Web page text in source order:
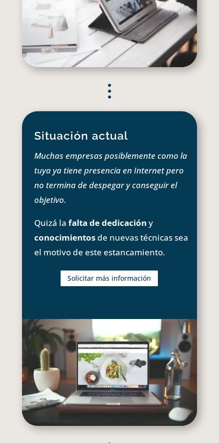
Situación actual
Muchas empresas posiblemente como la
tuya ya tiene presencia en Internet pero
no termina de despegar y conseguir el
objetivo.
Quizá la falta de dedicación y
conocimientosde nuevas técnicas sea
el motivo de este estancamiento.
Solicitar más información